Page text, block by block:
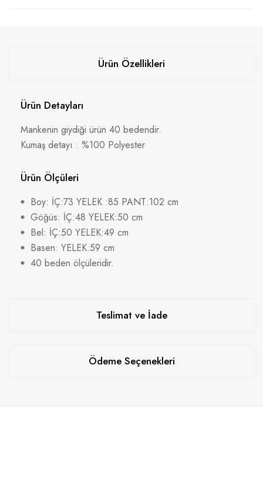
Ürün Özellikleri
Ürün Detayları
Mankenin giydiği ürün 40 bedendir.
Kumaş detayı : %100 Polyester
Ürün Ölçüleri
Boy: İÇ:73 YELEK :85 PANT:102 cm
Göğüs: İÇ:48 YELEK:50 cm
Bel: İÇ:50 YELEK:49 cm
Basen: YELEK:59 cm
40 beden ölçüleridir.
Teslimat ve İade
Ödeme Seçenekleri